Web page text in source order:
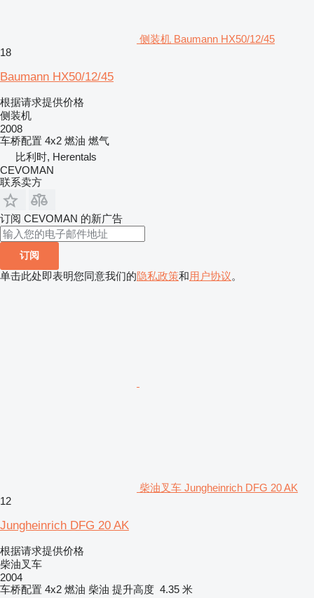
侧装机 Baumann HX50/12/45
18
Baumann HX50/12/45
根据请求提供价格
侧装机
2008
车桥配置 4x2 燃油 燃气
比利时, Herentals
CEVOMAN
联系卖方
订阅 CEVOMAN 的新广告
订阅
单击此处即表明您同意我们的隐私政策和用户协议。
柴油叉车 Jungheinrich DFG 20 AK
12
Jungheinrich DFG 20 AK
根据请求提供价格
柴油叉车
2004
车桥配置 4x2 燃油 柴油 提升高度 4.35 米